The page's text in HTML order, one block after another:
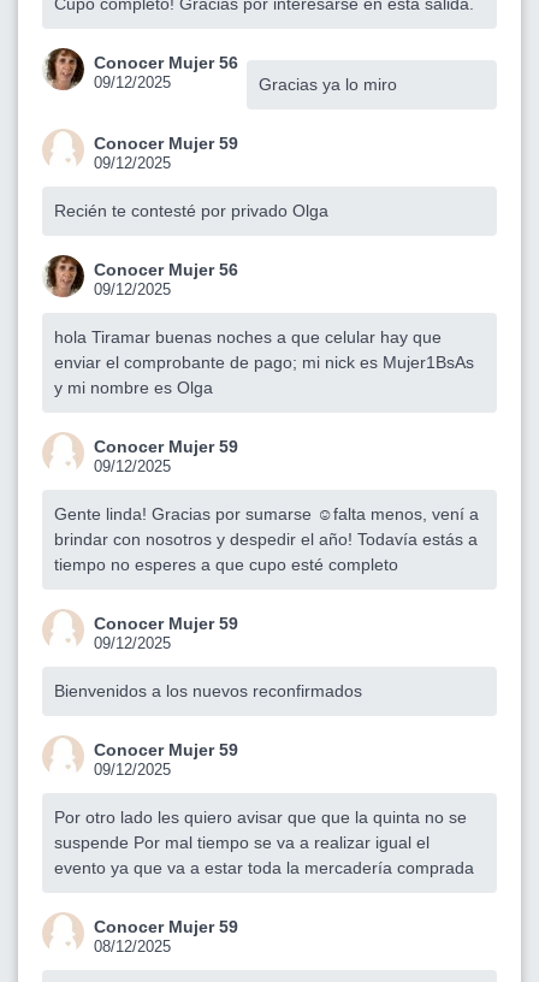
Conocer Mujer 56
09/12/2025 Gracias ya lo miro
Conocer Mujer 59
09/12/2025
Recién te contesté por privado Olga
Conocer Mujer 56
09/12/2025
hola Tiramar buenas noches a que celular hay que
enviar el comprobante de pago; mi nick es Mujer1BsAs
y mi nombre es Olga
Conocer Mujer 59
09/12/2025
Gente linda! Gracias por sumarse ☺️falta menos, vení a
brindar con nosotros y despedir el año! Todavía estás a
tiempo no esperes a que cupo esté completo
Conocer Mujer 59
09/12/2025
Bienvenidos a los nuevos reconfirmados
Conocer Mujer 59
09/12/2025
Por otro lado les quiero avisar que que la quinta no se
suspende Por mal tiempo se va a realizar igual el
evento ya que va a estar toda la mercadería comprada
Conocer Mujer 59
08/12/2025